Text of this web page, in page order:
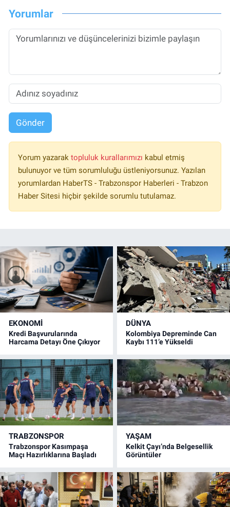
Yorumlar
Gönder
Yorum yazarak topluluk kurallarımızı kabul etmiş
bulunuyor ve tüm sorumluluğu üstleniyorsunuz. Yazılan
yorumlardan HaberTS - Trabzonspor Haberleri - Trabzon
Haber Sitesi hiçbir şekilde sorumlu tutulamaz.
EKONOMİ
Kredi Başvurularında
Harcama Detayı Öne Çıkıyor
DÜNYA
Kolombiya Depreminde Can
Kaybı 111’e Yükseldi
TRABZONSPOR
Trabzonspor Kasımpaşa
Maçı Hazırlıklarına Başladı
YAŞAM
Kelkit Çayı’nda Belgesellik
Görüntüler